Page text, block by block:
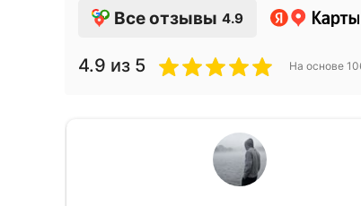
Все отзывы 4.9
4.9 из 5 На основе